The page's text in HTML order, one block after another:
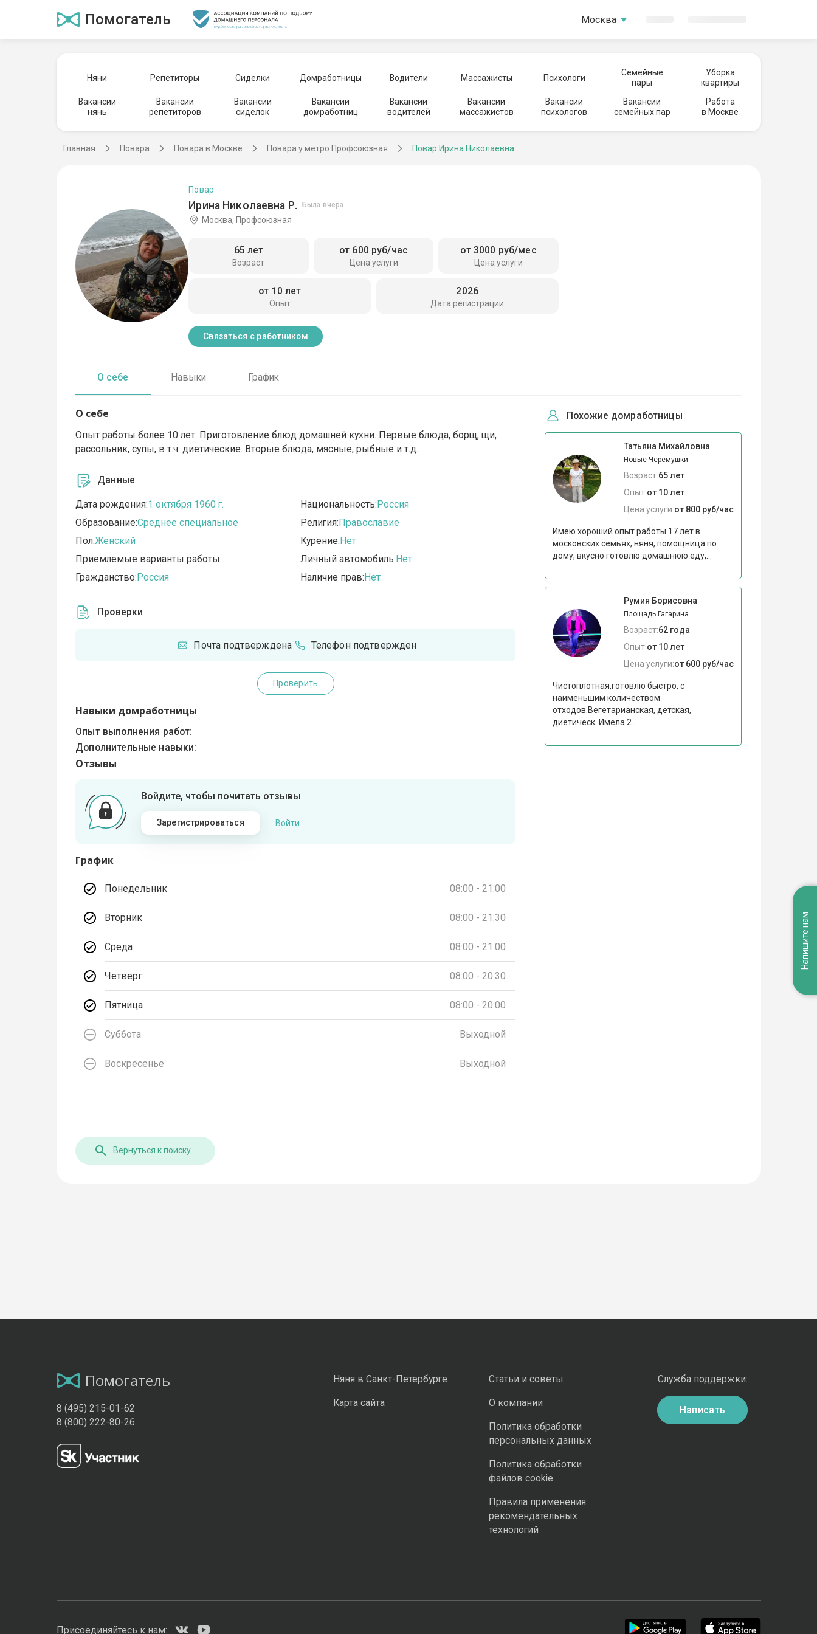
Помогатель Москва
Няни Репетиторы Сиделки Домработницы Водители Массажисты Психологи
Семейные
пары
Уборка
квартиры
Вакансии
нянь
Вакансии
репетиторов
Вакансии
сиделок
Вакансии
домработниц
Вакансии
водителей
Вакансии
массажистов
Вакансии
психологов
Вакансии
семейных пар
Работа
в Москве
Главная Повара Повара в Москве Повара у метро Профсоюзная Повар Ирина Николаевна
Ирина Николаевна Р. Была вчера
Повар
Москва, Профсоюзная
Возраст
65 лет
Цена услуги
от 600 руб/час
Цена услуги
от 3000 руб/мес
Опыт
от 10 лет
Дата регистрации
2026
Связаться с работником
О себе Навыки График
О себе
Опыт работы более 10 лет. Приготовление блюд домашней кухни. Первые блюда, борщ, щи,
рассольник, супы, в т.ч. диетические. Вторые блюда, мясные, рыбные и т.д.
Данные
Дата рождения:1 октября 1960 г.
Образование:Среднее специальное
Пол:Женский
Приемлемые варианты работы:
Гражданство:Россия
Национальность:Россия
Религия:Православие
Курение:Нет
Личный автомобиль:Нет
Наличие прав:Нет
Проверки
Почта подтверждена Телефон подтвержден
Проверить
Навыки домработницы
Опыт выполнения работ:
Дополнительные навыки:
Отзывы
Войдите, чтобы почитать отзывы
Зарегистрироваться Войти
График
Понедельник 08:00 - 21:00
Вторник 08:00 - 21:30
Среда 08:00 - 21:00
Четверг 08:00 - 20:30
Пятница 08:00 - 20:00
Суббота Выходной
Воскресенье Выходной
Похожие домработницы
Татьяна Михайловна
Новые Черемушки
Возраст:65 лет
Опыт:от 10 лет
Цена услуги:от 800 руб/час
Имею хороший опыт работы 17 лет в
московских семьях, няня, помощница по
дому, вкусно готовлю домашнюю еду,...
Румия Борисовна
Площадь Гагарина
Возраст:62 года
Опыт:от 10 лет
Цена услуги:от 600 руб/час
Чистоплотная,готовлю быстро, с
наименьшим количеством
отходов.Вегетарианская, детская,
диетическ. Имела 2...
Вернуться к поиску
Помогатель
8 (495) 215-01-62
8 (800) 222-80-26
Няня в Санкт-Петербурге
Карта сайта
Статьи и советы
О компании
Политика обработки
персональных данных
Политика обработки
файлов cookie
Правила применения
рекомендательных
технологий
Служба поддержки:
Написать
Присоединяйтесь к нам:
Напишите нам